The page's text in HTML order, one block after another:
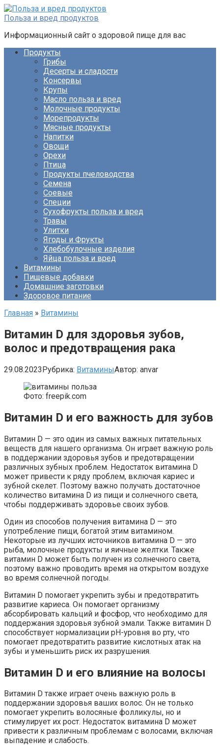
Перейти
к
Польза и вред продуктов
Информационный сайт о здоровой пище для вас
Продукты
Грибы
Десерты и сладости
Консервы
Крупы
Масло польза и вред
Молочные продукты
Морепродукты
Мясные продукты
Напитки
Овощи
Орехи
Птица
Продукты пчеловодства
Семена
Соевые
Специи
Сухофрукты польза и вред
Травы
Улитки
Ягоды и Фрукты
Хлебобулочные изделия
Яйца польза и вред
Витамины
Пищевые добавки
Домашние заготовки
Здоровое питание
Главная » Витамины
Витамин D для здоровья зубов,
волос и предотвращения рака
29.08.2023Рубрика: ВитаминыАвтор: anvar
Фото: freepik.com
Витамин D и его важность для зубов
Витамин D — это один из самых важных питательных
веществ для нашего организма. Он играет важную роль
в поддержании здоровья зубов и предотвращении
различных зубных проблем. Недостаток витамина D
может привести к ряду проблем, включая кариес и
зубной скелет. Поэтому важно получать достаточное
количество витамина D из пищи и солнечного света,
чтобы поддерживать здоровье своих зубов.
Один из способов получения витамина D — это
употребление пищи, богатой этим витамином.
Некоторые из лучших источников витамина D — это
рыба, молочные продукты и яичные желтки. Также
витамин D может быть получен из солнечного света,
поэтому важно проводить время на открытом воздухе
во время солнечной погоды.
Витамин D помогает укрепить зубы и предотвратить
развитие кариеса. Он помогает организму
абсорбировать кальций и фосфор, что необходимо для
поддержания здоровья зубной эмали. Также витамин D
способствует нормализации pH-уровня во рту, что
помогает предотвратить развитие кислотных атак на
зубы и уменьшить риск их разрушения.
Витамин D и его влияние на волосы
Витамин D также играет очень важную роль в
поддержании здоровья ваших волос. Он не только
помогает укрепить волосяные фолликулы, но и
стимулирует их рост. Недостаток витамина D может
привести к различным проблемам с волосами, включая
выпадение и слабость.